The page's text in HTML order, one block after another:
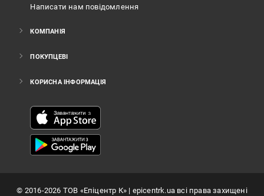
Написати нам повідомлення
КОМПАНІЯ
ПОКУПЦЕВІ
КОРИСНА ІНФОРМАЦІЯ
© 2016-2026 ТОВ «Епіцентр К»| epicentrk.ua всі права захищені